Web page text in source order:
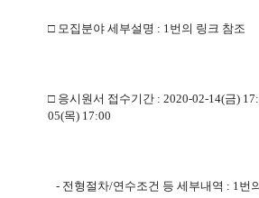
□ 모집분야 세부설명 : 1번의 링크 참조
□ 응시원서 접수기간 : 2020-02-14(금)
05(목) 17:00
- 전형절차/연수조건 등 세부내역 : 1번